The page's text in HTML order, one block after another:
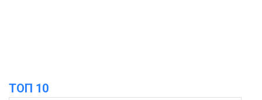
ТОП 10